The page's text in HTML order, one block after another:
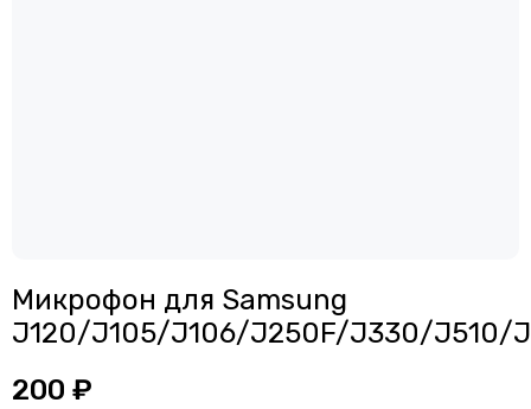
Микрофон для Samsung
J120/J105/J106/J250F/J330/J510/
200 ₽